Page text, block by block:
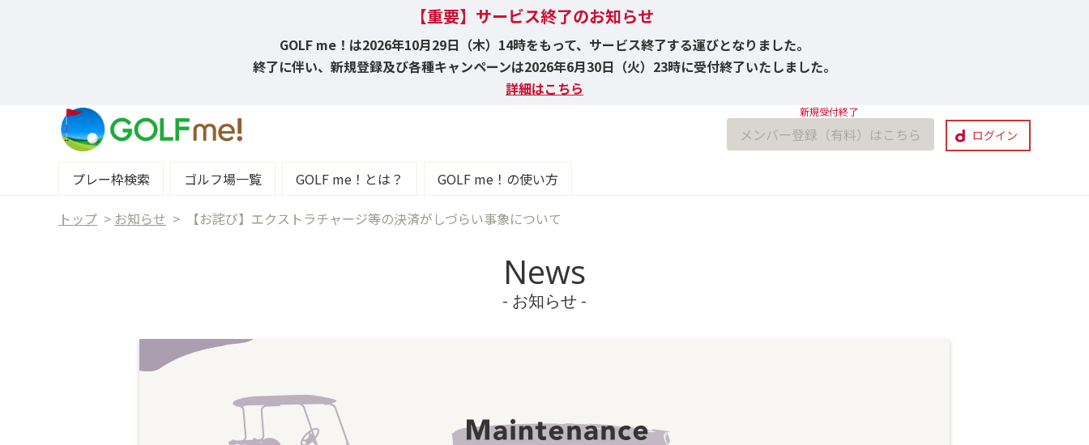
【重要】サービス終了のお知らせ
GOLF me！は2026年10月29日（木）14時をもって、サービス終了する運びとなりました。
終了に伴い、新規登録及び各種キャンペーンは2026年6月30日（火）23時に受付終了いたしました。
詳細はこちら
メンバー登録（有料）はこちら ログイン
プレー枠検索 ゴルフ場一覧 GOLF me！とは？ GOLF me！の使い方
トップ > お知らせ > 【お詫び】エクストラチャージ等の決済がしづらい事象について
News
- お知らせ -